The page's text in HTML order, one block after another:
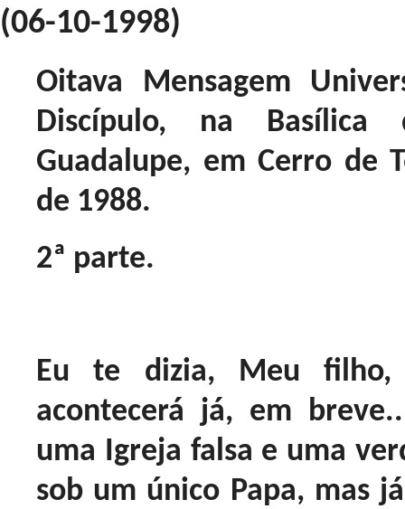
(06-10-1998)
Oitava Mensagem
Discípulo, na Basílica
Guadalupe, em Cerro de
de 1988.
2ª parte.
Eu te dizia, Meu filho,
acontecerá já, em
uma Igreja falsa e uma
sob um único Papa, mas